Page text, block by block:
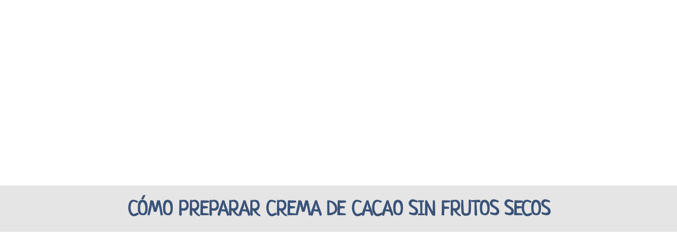
CÓMO PREPARAR CREMA DE CACAO SIN FRUTOS SECOS